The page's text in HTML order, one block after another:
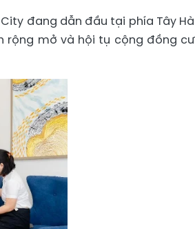
đang dẫn đầu tại phía Tây Hà
rộng mở và hội tụ cộng đồng cư